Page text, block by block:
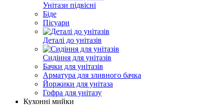
Унітази підвісні
Біде
Пісуари
Деталі до унітазів
Сидіння для унітазів
Бачки для унітазів
Арматура для зливного бачка
Йоржики для унітаза
Гофра для унітазу
Кухонні мийки